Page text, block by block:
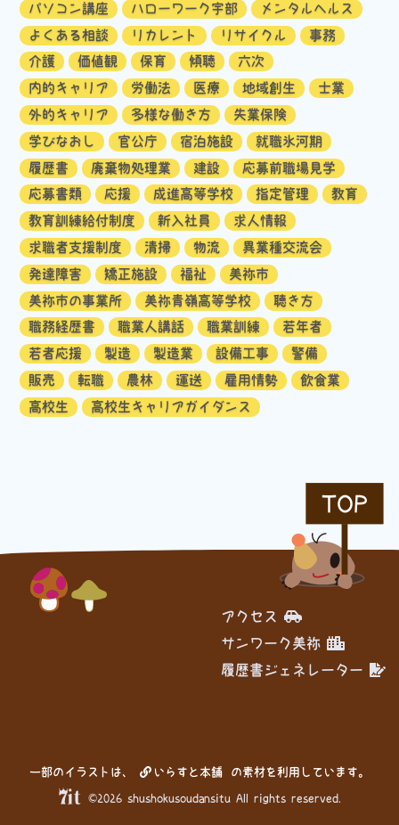
パソコン講座
ハローワーク宇部
メンタルヘルス
よくある相談
リカレント リサイクル
事務
介護
価値観 保育 傾聴
六次
内的キャリア
労働法 医療 地域創生
士業
外的キャリア
多様な働き方
失業保険
学びなおし
官公庁 宿泊施設
就職氷河期
履歴書
廃棄物処理業 建設
応募前職場見学
応募書類
応援 成進高等学校 指定管理
教育
教育訓練給付制度
新入社員
求人情報
求職者支援制度
清掃 物流
異業種交流会
発達障害
矯正施設 福祉
美祢市
美祢市の事業所
美祢青嶺高等学校
聴き方
職務経歴書
職業人講話 職業訓練
若年者
若者応援
製造 製造業 設備工事
警備
販売
転職 農林 運送 雇用情勢
飲食業
高校生
高校生キャリアガイダンス
TOP
アクセス
サンワーク美祢
履歴書ジェネレーター
一部のイラストは、 いらすと本舗 の素材を利用しています。
©2026 shushokusoudansitu All rights reserved.